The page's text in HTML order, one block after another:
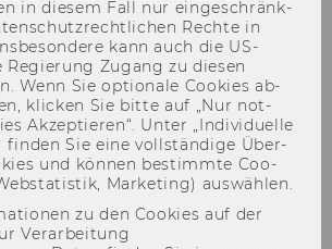
in die­sem Fall nur ein­ge­schränk­
Rech­te in
kann auch die US-​
Re­gie­rung Zu­gang zu die­sen
Wenn Sie op­tio­na­le Coo­kies ab­
kli­cken Sie bitte auf „Nur not­
Ak­zep­tie­ren“. Unter „In­di­vi­du­el­le
fin­den Sie eine voll­stän­di­ge Über­
und kön­nen be­stimm­te Coo­
Mar­ke­ting) aus­wäh­len.
zu den Cookies auf der
Verarbeitung